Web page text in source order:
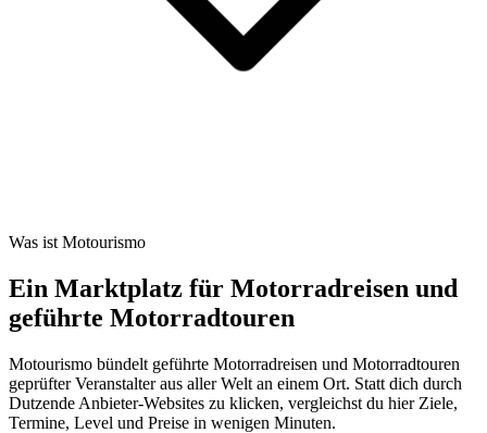
Was ist Motourismo
Ein Marktplatz für Motorradreisen und
geführte Motorradtouren
Motourismo bündelt geführte Motorradreisen und Motorradtouren
geprüfter Veranstalter aus aller Welt an einem Ort. Statt dich durch
Dutzende Anbieter-Websites zu klicken, vergleichst du hier Ziele,
Termine, Level und Preise in wenigen Minuten.